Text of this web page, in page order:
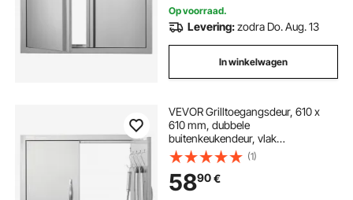
Op voorraad.
Levering:zodra Do. Aug. 13
In winkelwagen
VEVOR Grilltoegangsdeur, 610 x
610 mm, dubbele
buitenkeukendeur, vlak
gemonteerde roestvrijstalen deur,
dubbelwandige verticale deur met
handgrepen en haken, voor grill-
eiland, grillstation, buitenkast
(1)
5890€